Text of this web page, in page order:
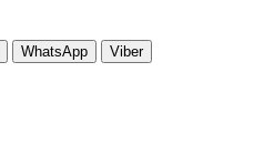
WhatsApp Viber